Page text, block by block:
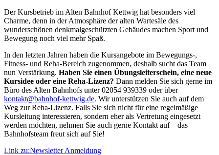
Der Kursbetrieb im Alten Bahnhof Kettwig hat besonders viel
Charme, denn in der Atmosphäre der alten Wartesäle des
wunderschönen denkmalgeschützten Gebäudes machen Sport und
Bewegung noch viel mehr Spaß.
In den letzten Jahren haben die Kursangebote im Bewegungs-,
Fitness- und Reha-Bereich zugenommen, deshalb sucht das Team
nun Verstärkung. Haben Sie einen Übungsleiterschein, eine neue
Kursidee oder eine Reha-Lizenz? Dann melden Sie sich gerne im
Büro des Alten Bahnhofs unter 02054 939339 oder über
kontakt@bahnhof-kettwig.de. Wir unterstützen Sie auch auf dem
Weg zur Reha-Lizenz. Falls Sie sich nicht für eine regelmäßige
Kursleitung interessieren, sondern eher als Vertretung eingesetzt
werden möchten, nehmen Sie auch gerne Kontakt auf – das
Bahnhofsteam freut sich auf Sie!
Link zu:Newsletter Anmeldung